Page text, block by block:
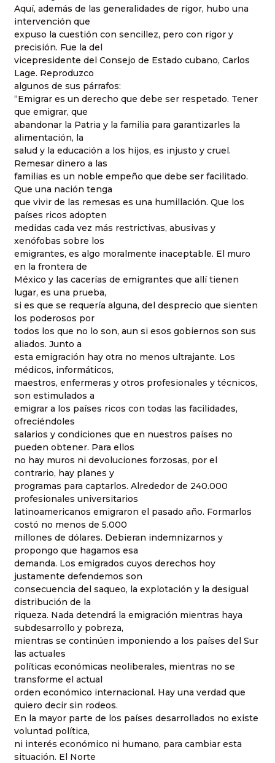
Aquí, además de las generalidades de rigor, hubo una
intervención que
expuso la cuestión con sencillez, pero con rigor y
precisión. Fue la del
vicepresidente del Consejo de Estado cubano, Carlos
Lage. Reproduzco
algunos de sus párrafos:
“Emigrar es un derecho que debe ser respetado. Tener
que emigrar, que
abandonar la Patria y la familia para garantizarles la
alimentación, la
salud y la educación a los hijos, es injusto y cruel.
Remesar dinero a las
familias es un noble empeño que debe ser facilitado.
Que una nación tenga
que vivir de las remesas es una humillación. Que los
países ricos adopten
medidas cada vez más restrictivas, abusivas y
xenófobas sobre los
emigrantes, es algo moralmente inaceptable. El muro
en la frontera de
México y las cacerías de emigrantes que allí tienen
lugar, es una prueba,
si es que se requería alguna, del desprecio que sienten
los poderosos por
todos los que no lo son, aun si esos gobiernos son sus
aliados. Junto a
esta emigración hay otra no menos ultrajante. Los
médicos, informáticos,
maestros, enfermeras y otros profesionales y técnicos,
son estimulados a
emigrar a los países ricos con todas las facilidades,
ofreciéndoles
salarios y condiciones que en nuestros países no
pueden obtener. Para ellos
no hay muros ni devoluciones forzosas, por el
contrario, hay planes y
programas para captarlos. Alrededor de 240.000
profesionales universitarios
latinoamericanos emigraron el pasado año. Formarlos
costó no menos de 5.000
millones de dólares. Debieran indemnizarnos y
propongo que hagamos esa
demanda. Los emigrados cuyos derechos hoy
justamente defendemos son
consecuencia del saqueo, la explotación y la desigual
distribución de la
riqueza. Nada detendrá la emigración mientras haya
subdesarrollo y pobreza,
mientras se continúen imponiendo a los países del Sur
las actuales
políticas económicas neoliberales, mientras no se
transforme el actual
orden económico internacional. Hay una verdad que
quiero decir sin rodeos.
En la mayor parte de los países desarrollados no existe
voluntad política,
ni interés económico ni humano, para cambiar esta
situación. El Norte